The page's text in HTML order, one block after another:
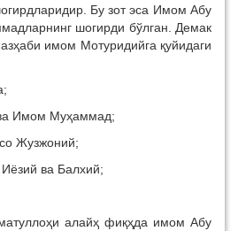
Бу зот эса Имом Абу
шогирди бўлган. Демак
имом Мотуридийга қуйидаги
Имом Муҳаммад;
Жузжоний;
ва Балхий;
алайҳ фиқҳда имом Абу